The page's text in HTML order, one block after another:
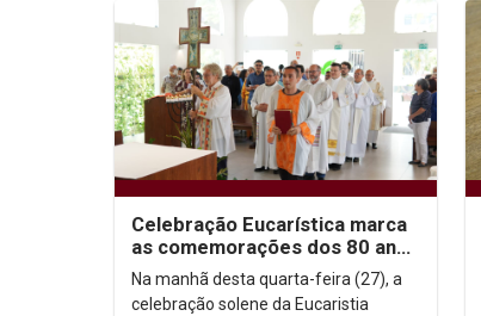
Celebração Eucarística marca
as comemorações dos 80 anos
da Unicap
Na manhã desta quarta-feira (27), a
celebração solene da Eucaristia